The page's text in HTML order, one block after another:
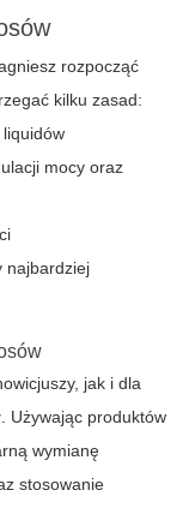
rozpocząć
kilku zasad:
mocy oraz
najbardziej
jak i dla
. Używając produktów
wymianę
stosowanie